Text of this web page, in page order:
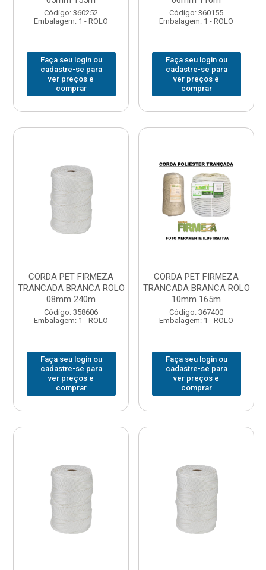
Código: 360252
Embalagem: 1 - ROLO
Faça seu login ou
cadastre-se para
ver preços e
comprar
Código: 360155
Embalagem: 1 - ROLO
Faça seu login ou
cadastre-se para
ver preços e
comprar
CORDA PET FIRMEZA
TRANCADA BRANCA ROLO
08mm 240m
Código: 358606
Embalagem: 1 - ROLO
Faça seu login ou
cadastre-se para
ver preços e
comprar
CORDA PET FIRMEZA
TRANCADA BRANCA ROLO
10mm 165m
Código: 367400
Embalagem: 1 - ROLO
Faça seu login ou
cadastre-se para
ver preços e
comprar